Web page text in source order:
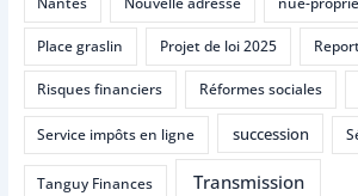
Place graslin Projet de loi 2025
Risques financiers Réformes sociales
Service impôts en ligne succession
Tanguy Finances Transmission